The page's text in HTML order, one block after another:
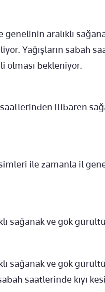
genelinin aralıklı
Yağışların sabah
olması bekleniyor.
itibaren
ile zamanla il
sağanak ve gök
sağanak ve gök
saatlerinde kıyı